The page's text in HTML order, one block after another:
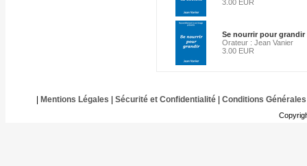
3.00 EUR
Se nourrir pour grandir
Orateur : Jean Vanier
3.00 EUR
Mentions Légales Sécurité et Confidentialité| Conditions Générales